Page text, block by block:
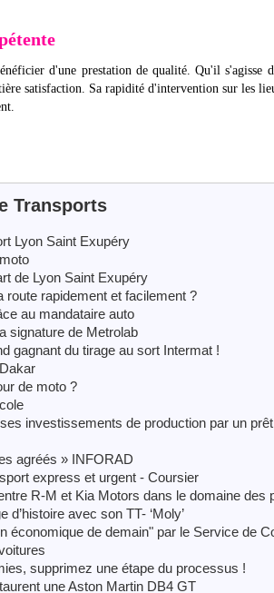
d'une prestation de qualité. Qu'il s'agisse
satisfaction. Sa rapidité d'intervention sur les
Transports
Lyon Saint Exupéry
de Lyon Saint Exupéry
route rapidement et facilement ?
au mandataire auto
signature de Metrolab
gagnant du tirage au sort Intermat !
de moto ?
investissements de production par un
agréés » INFORAD
express et urgent - Coursier
R-M et Kia Motors dans le domaine des
avec son TT- ‘Moly’
économique de demain" par le Service de
supprimez une étape du processus !
une Aston Martin DB4 GT